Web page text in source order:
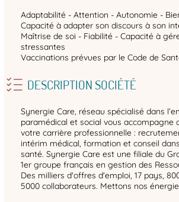
Adaptabilité - Attention - Autonomie -
Capacité à adapter son discours à son
Maîtrise de soi - Fiabilité - Capacité à
stressantes
Vaccinations prévues par le Code de
DESCRIPTION SOCIÉTÉ
Synergie Care, réseau spécialisé dans
paramédical et social vous accompagne
votre carrière professionnelle :
intérim médical, formation et conseil
santé. Synergie Care est une filiale du
1er groupe français en gestion des
Des milliers d'offres d'emploi, 17 pays,
5000 collaborateurs. Mettons nos